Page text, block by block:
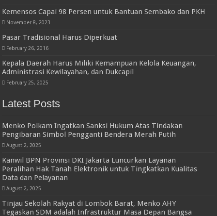
Kemensos Capai 98 Persen untuk Bantuan Sembako dan PKH
November 8, 2023
Pasar Tradisional Harus Diperkuat
February 26, 2016
Kepala Daerah Harus Miliki Kemampuan Kelola Keuangan,
Administrasi Kewilayahan, dan Dukcapil
February 25, 2025
Latest Posts
Menko Polkam Ingatkan Sanksi Hukum Atas Tindakan
Pengibaran Simbol Pengganti Bendera Merah Putih
August 2, 2025
Kanwil BPN Provinsi DKI Jakarta Luncurkan Layanan
Peralihan Hak Tanah Elektronik untuk Tingkatkan Kualitas
Data dan Pelayanan
August 2, 2025
Tinjau Sekolah Rakyat di Lombok Barat, Menko AHY
Tegaskan SDM adalah Infrastruktur Masa Depan Bangsa